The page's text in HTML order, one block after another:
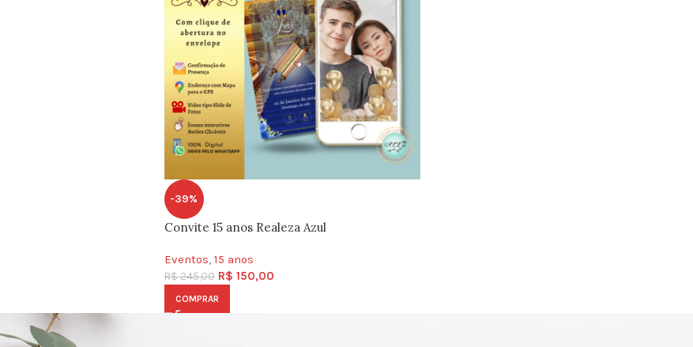
-39%
Convite 15 anos Realeza Azul
Eventos, 15 anos
R$245,00 R$ 150,00
COMPRAR